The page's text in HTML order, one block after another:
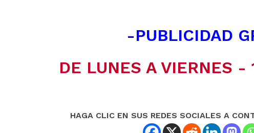
-PUBLICIDAD
DE LUNES A VIERNES -
HAGA CLIC EN SUS REDES SOCIALES A